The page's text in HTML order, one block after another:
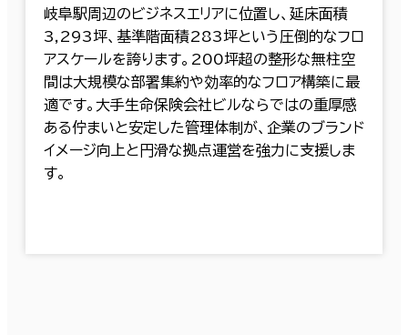
岐阜駅周辺のビジネスエリアに位置し、延床面積
3,293坪、基準階面積283坪という圧倒的なフロ
アスケールを誇ります。200坪超の整形な無柱空
間は大規模な部署集約や効率的なフロア構築に最
適です。大手生命保険会社ビルならではの重厚感
ある佇まいと安定した管理体制が、企業のブランド
イメージ向上と円滑な拠点運営を強力に支援しま
す。